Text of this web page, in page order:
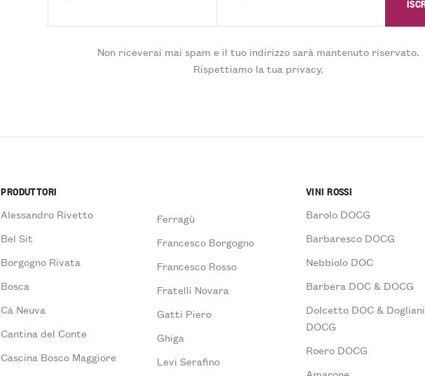
Non riceverai mai spam e il tuo indirizzo sarà mantenuto riservato.
Rispettiamo la tua privacy.
PRODUTTORI
Alessandro Rivetto
Bel Sit
Borgogno Rivata
Bosca
Cà Neuva
Cantina del Conte
Cascina Bosco Maggiore
Ferragù
Francesco Borgogno
Francesco Rosso
Fratelli Novara
Gatti Piero
Ghiga
Levi Serafino
VINI ROSSI
Barolo DOCG
Barbaresco DOCG
Nebbiolo DOC
Barbera DOC & DOCG
Dolcetto DOC & Dogliani
DOCG
Roero DOCG